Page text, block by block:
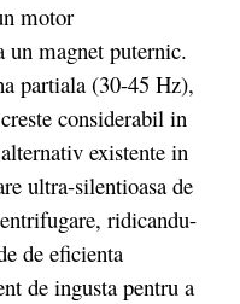
motor
un magnet puternic.
partiala (30-45 Hz),
considerabil in
existente in
ultra-silentioasa de
ridicandu-
de eficienta
de ingusta pentru a